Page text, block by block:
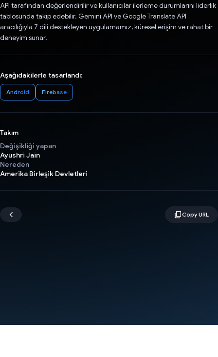
API tarafından değerlendirilir ve kullanıcılar ilerleme durumlarını liderlik
tablosunda takip edebilir. Gemini API ve Google Translate API
aracılığıyla 7 dili destekleyen uygulamamız, küresel erişim ve rahat bir
deneyim sunar.
Aşağıdakilerle tasarlandı:
Android Firebase
Takım
Değişikliği yapan
Ayushri Jain
Nereden
Amerika Birleşik Devletleri